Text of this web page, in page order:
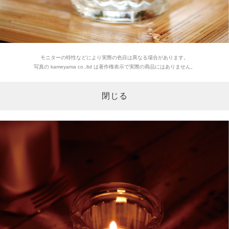
モニターの特性などにより実際の色目は異なる場合があります。
写真の kameyama co.,ltd は著作権表示で実際の商品にはありません。
閉じる